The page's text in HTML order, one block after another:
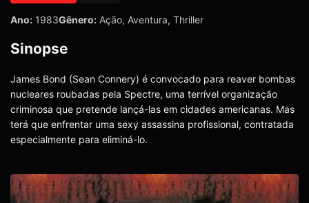
Ano: 1983Gênero: Ação, Aventura, Thriller
Sinopse
James Bond (Sean Connery) é convocado para reaver bombas
nucleares roubadas pela Spectre, uma terrível organização
criminosa que pretende lançá-las em cidades americanas. Mas
terá que enfrentar uma sexy assassina profissional, contratada
especialmente para eliminá-lo.